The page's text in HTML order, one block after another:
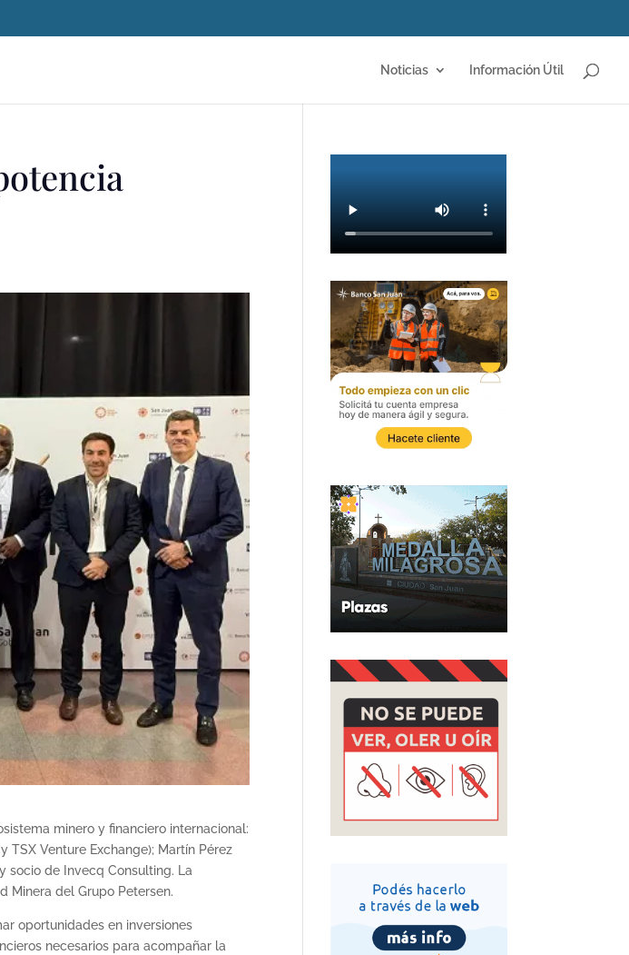
Noticias Información Útil
minero y financiero internacional:
TSX Venture Exchange); Martín Pérez
socio de Invecq Consulting. La
Minera del Grupo Petersen.
oportunidades en inversiones
necesarios para acompañar la